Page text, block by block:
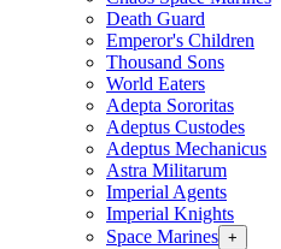
Death Guard
Emperor's Children
Thousand Sons
World Eaters
Adepta Sororitas
Adeptus Custodes
Adeptus Mechanicus
Astra Militarum
Imperial Agents
Imperial Knights
Space Marines +